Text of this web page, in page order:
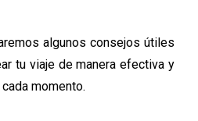
algunos consejos útiles
tu viaje de manera efectiva y
momento.